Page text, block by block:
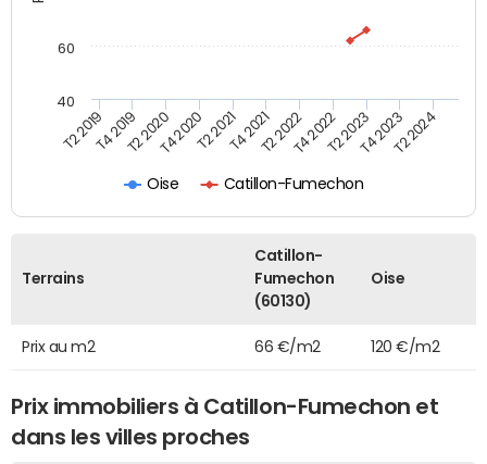
Oise Catillon-Fumechon
T2 2019T4 2019T2 2020T4 2020T2 2021T4 2021T2 2022T4 2022T2 2023T4 2023T2 2024
40
60
Terrains
Catillon-
Fumechon
(60130)
Oise
Prix au m2 66 €/m2 120 €/m2
Prix immobiliers à Catillon-Fumechon et
dans les villes proches